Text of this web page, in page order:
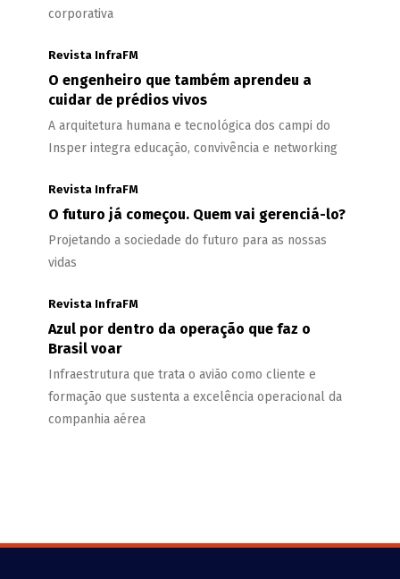
corporativa
Revista InfraFM
O engenheiro que também aprendeu a
cuidar de prédios vivos
A arquitetura humana e tecnológica dos campi do
Insper integra educação, convivência e networking
Revista InfraFM
O futuro já começou. Quem vai gerenciá-lo?
Projetando a sociedade do futuro para as nossas
vidas
Revista InfraFM
Azul por dentro da operação que faz o
Brasil voar
Infraestrutura que trata o avião como cliente e
formação que sustenta a excelência operacional da
companhia aérea